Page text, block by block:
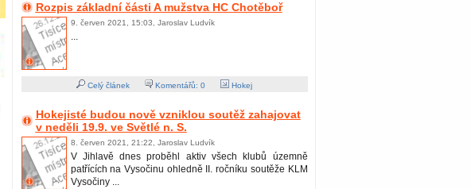
Rozpis základní části A mužstva HC Chotěboř
9. červen 2021, 15:03, Jaroslav Ludvík
...
Celý článek Komentářů: 0 Hokej
Hokejisté budou nově vzniklou soutěž zahajovat
v neděli 19.9. ve Světlé n. S.
8. červen 2021, 21:22, Jaroslav Ludvík
V Jihlavě dnes proběhl aktiv všech klubů územně
patřících na Vysočinu ohledně II. ročníku soutěže KLM
Vysočiny ...